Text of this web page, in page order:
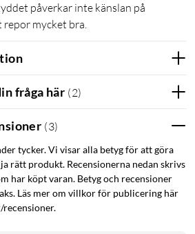
påverkar inte känslan på
repor mycket bra.
fråga här (2)
(3)
tycker. Vi visar alla betyg för att göra
rätt produkt. Recensionerna nedan skrivs
har köpt varan. Betyg och recensioner
Läs mer om villkor för publicering här